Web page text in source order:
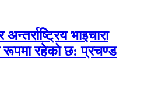
भाइचारा
रूपमा रहेको छ: प्रचण्ड